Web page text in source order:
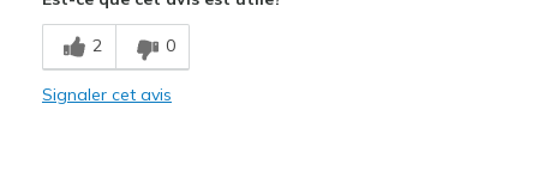
2 0
Signaler cet avis